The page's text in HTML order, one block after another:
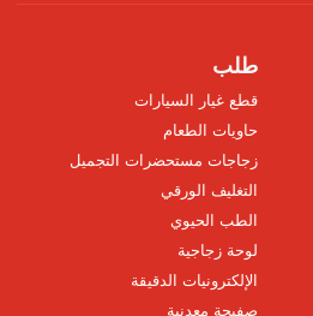
طلب
قطع غيار السيارات
حاويات الطعام
زجاجات مستحضرات التجميل
التغليف الورقي
الطب الحيوي
لوحة زجاجية
الإلكترونيات الدقيقة
صفيحة معدنية